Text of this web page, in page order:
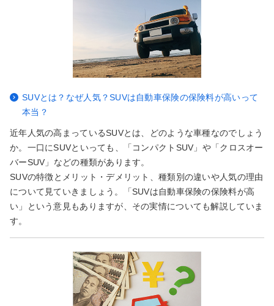
SUVとは？なぜ人気？SUVは自動車保険の保険料が高いって
本当？
近年人気の高まっているSUVとは、どのような車種なのでしょう
か。一口にSUVといっても、「コンパクトSUV」や「クロスオー
バーSUV」などの種類があります。
SUVの特徴とメリット・デメリット、種類別の違いや人気の理由
について見ていきましょう。「SUVは自動車保険の保険料が高
い」という意見もありますが、その実情についても解説していま
す。